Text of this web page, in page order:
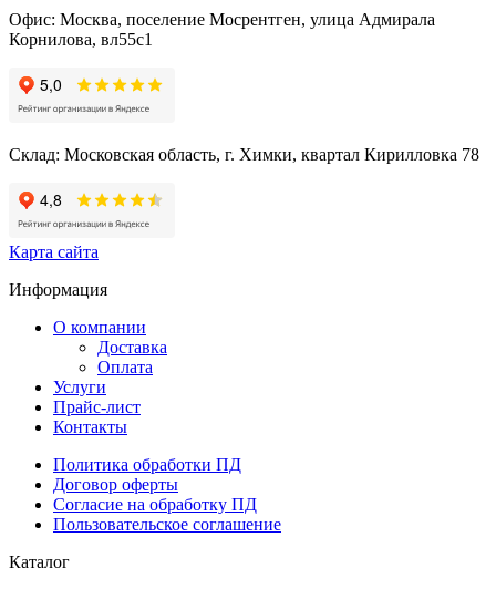
Офис: Москва, поселение Мосрентген, улица Адмирала
Корнилова, вл55с1
Склад: Московская область, г. Химки, квартал Кирилловка 78
Карта сайта
Информация
О компании
Доставка
Оплата
Услуги
Прайс-лист
Контакты
Политика обработки ПД
Договор оферты
Согласие на обработку ПД
Пользовательское соглашение
Каталог